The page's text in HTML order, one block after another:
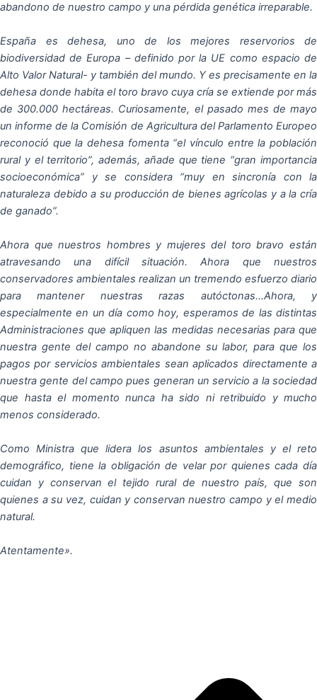
abandono de nuestro campo y una pérdida genética irreparable.
España es dehesa, uno de los mejores reservorios de
biodiversidad de Europa – definido por la UE como espacio de
Alto Valor Natural- y también del mundo. Y es precisamente en la
dehesa donde habita el toro bravo cuya cría se extiende por más
de 300.000 hectáreas. Curiosamente, el pasado mes de mayo
un informe de la Comisión de Agricultura del Parlamento Europeo
reconoció que la dehesa fomenta “el vínculo entre la población
rural y el territorio”, además, añade que tiene “gran importancia
socioeconómica” y se considera “muy en sincronía con la
naturaleza debido a su producción de bienes agrícolas y a la cría
de ganado”.
Ahora que nuestros hombres y mujeres del toro bravo están
atravesando una difícil situación. Ahora que nuestros
conservadores ambientales realizan un tremendo esfuerzo diario
para mantener nuestras razas autóctonas…Ahora, y
especialmente en un día como hoy, esperamos de las distintas
Administraciones que apliquen las medidas necesarias para que
nuestra gente del campo no abandone su labor, para que los
pagos por servicios ambientales sean aplicados directamente a
nuestra gente delcampo pues generan un servicio a la sociedad
que hasta el momento nunca ha sido ni retribuido y mucho
menos considerado.
Como Ministra que lidera los asuntos ambientales y el reto
demográfico, tiene la obligación de velar por quienes cada día
cuidan y conservan el tejido rural de nuestro país, que son
quienes a su vez, cuidan y conservan nuestro campo y el medio
natural.
Atentamente».